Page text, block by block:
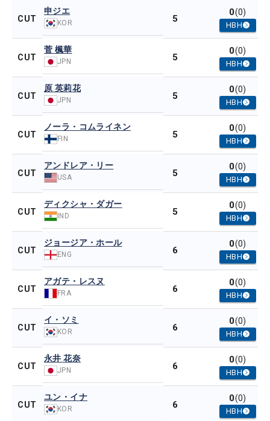
CUT
申ジエ
KOR 5
0(0)
HBH
CUT
菅 楓華
JPN 5
0(0)
HBH
CUT
原 英莉花
JPN 5
0(0)
HBH
CUT
ノーラ・コムライネン
FIN 5
0(0)
HBH
CUT
アンドレア・リー
USA 5
0(0)
HBH
CUT
ディクシャ・ダガー
IND 5
0(0)
HBH
CUT
ジョージア・ホール
ENG 6
0(0)
HBH
CUT
アガテ・レスヌ
FRA 6
0(0)
HBH
CUT
イ・ソミ
KOR 6
0(0)
HBH
CUT
永井 花奈
JPN 6
0(0)
HBH
CUT
ユン・イナ
KOR 6
0(0)
HBH